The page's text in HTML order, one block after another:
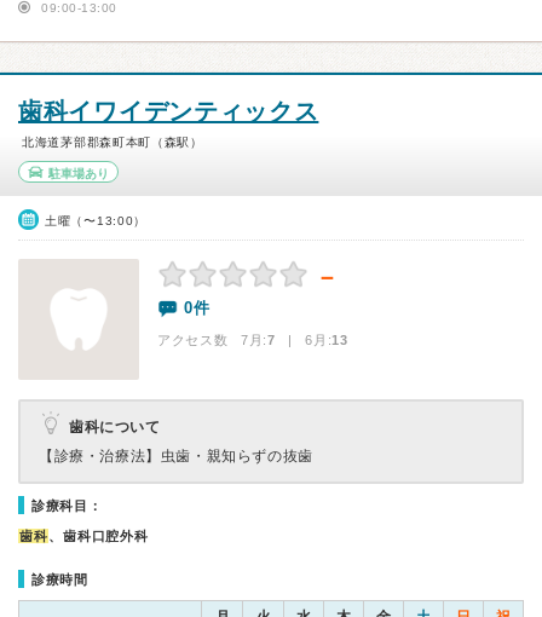
09:00-13:00
歯科イワイデンティックス
北海道茅部郡森町本町（森駅）
駐車場あり
土曜（〜13:00）
－
0件
アクセス数 7月:7 | 6月:13
歯科について
【診療・治療法】 虫歯・親知らずの抜歯
診療科目：
歯科、歯科口腔外科
診療時間